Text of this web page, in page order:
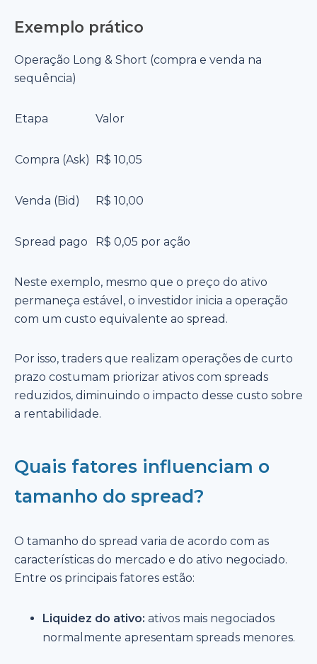
Exemplo prático
Operação Long & Short (compra e venda na
sequência)
Etapa Valor
Compra (Ask) R$ 10,05
Venda (Bid) R$ 10,00
Spread pago R$ 0,05 por ação
Neste exemplo, mesmo que o preço do ativo
permaneça estável, o investidor inicia a operação
com um custo equivalente ao spread.
Por isso, traders que realizam operações de curto
prazo costumam priorizar ativos com spreads
reduzidos, diminuindo o impacto desse custo sobre
a rentabilidade.
Quais fatores influenciam o
tamanho do spread?
O tamanho do spread varia de acordo com as
características do mercado e do ativo negociado.
Entre os principais fatores estão:
Liquidez do ativo: ativos mais negociados
normalmente apresentam spreads menores.